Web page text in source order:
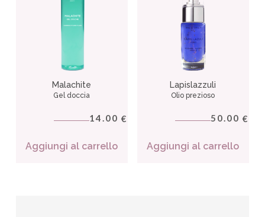
Malachite
Gel doccia
14.00 €
Aggiungi al carrello
Lapislazzuli
Olio prezioso
50.00 €
Aggiungi al carrello